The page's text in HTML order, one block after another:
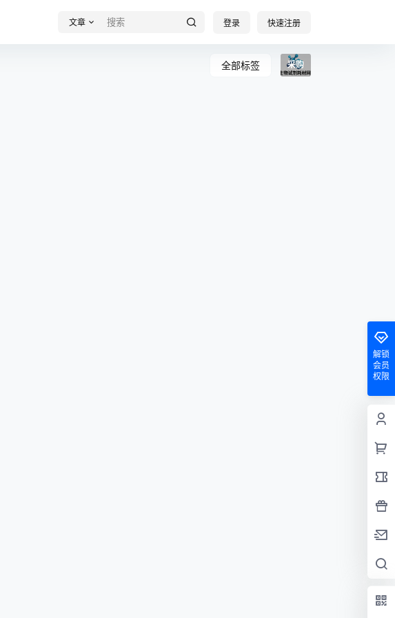
文章 登录 快速注册
全部标签 采购
解锁
会员
权限